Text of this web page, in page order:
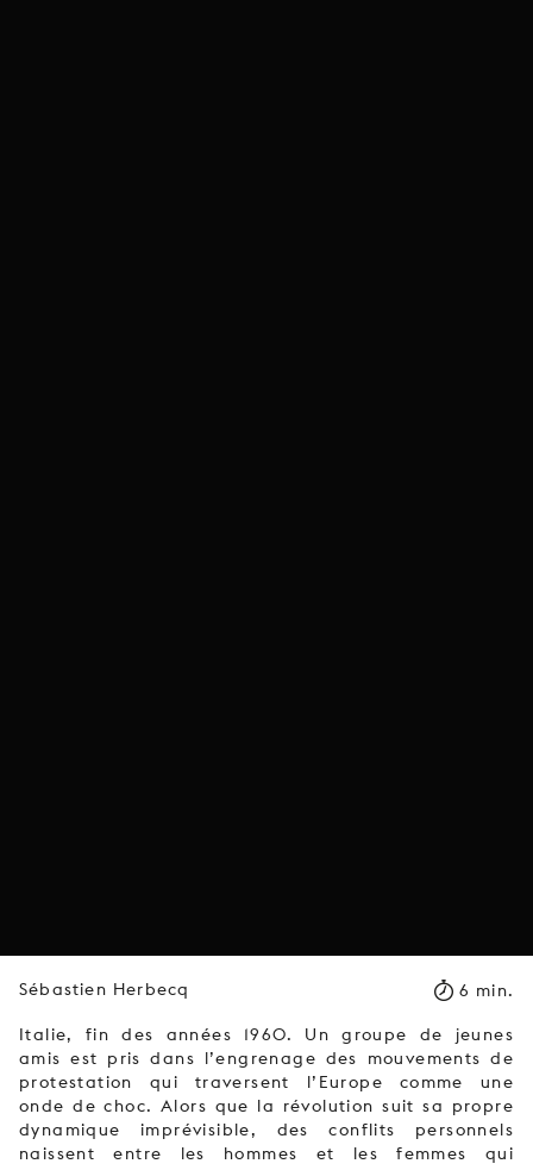
Sébastien Herbecq 6 min.
Italie, fin des années 1960. Un groupe de jeunes
amis est pris dans l’engrenage des mouvements de
protestation qui traversent l’Europe comme une
onde de choc. Alors que la révolution suit sa propre
dynamique imprévisible, des conflits personnels
naissent entre les hommes et les femmes qui